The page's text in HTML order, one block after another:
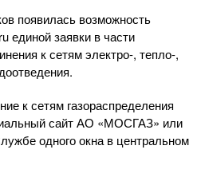
появилась возможность
единой заявки в части
к сетям электро-, тепло-,
к сетям газораспределения
сайтАО «МОСГАЗ» или
одного окна в центральном